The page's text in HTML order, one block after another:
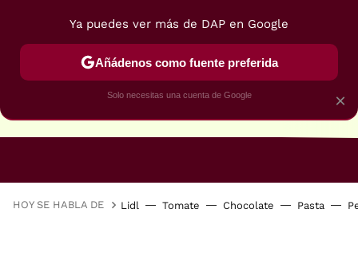
HOY SE HABLA DE Lidl Tomate Chocolate Pasta
×
Ya puedes ver más de DAP en Google
Añádenos como fuente preferida
Solo necesitas una cuenta de Google